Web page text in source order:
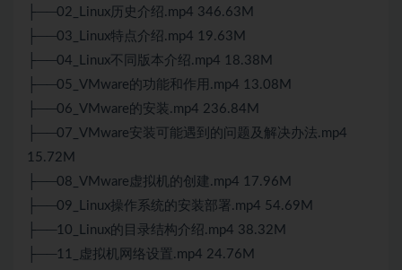
├──02_Linux历史介绍.mp4 346.63M
├──03_Linux特点介绍.mp4 19.63M
├──04_Linux不同版本介绍.mp4 18.38M
├──05_VMware的功能和作用.mp4 13.08M
├──06_VMware的安装.mp4 236.84M
├──07_VMware安装可能遇到的问题及解决办法.mp4
15.72M
├──08_VMware虚拟机的创建.mp4 17.96M
├──09_Linux操作系统的安装部署.mp4 54.69M
├──10_Linux的目录结构介绍.mp4 38.32M
├──11_虚拟机网络设置.mp4 24.76M